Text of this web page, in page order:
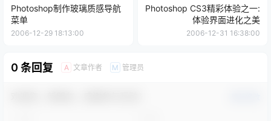
Photoshop制作玻璃质感导航
菜单
2006-12-29 18:13:00
Photoshop CS3精彩体验之一:
体验界面进化之美
2006-12-31 16:38:00
0 条回复 A 文章作者 M 管理员